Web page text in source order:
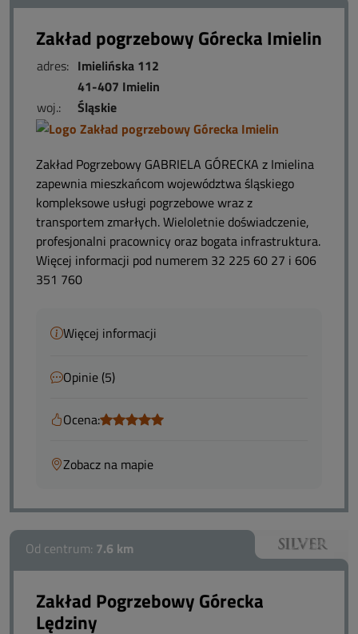
Zakład pogrzebowy Górecka Imielin
adres: Imielińska 112
41-407 Imielin
woj.:
Śląskie
Zakład Pogrzebowy GABRIELA GÓRECKA z Imielina
zapewnia mieszkańcom województwa śląskiego
kompleksowe usługi pogrzebowe wraz z
transportem zmarłych. Wieloletnie doświadczenie,
profesjonalni pracownicy oraz bogata infrastruktura.
Więcej informacji pod numerem 32 225 60 27 i 606
351 760
Więcej informacji
Opinie (5)
Ocena:
Zobacz na mapie
Od centrum: 7.6 km
Zakład Pogrzebowy Górecka
Lędziny